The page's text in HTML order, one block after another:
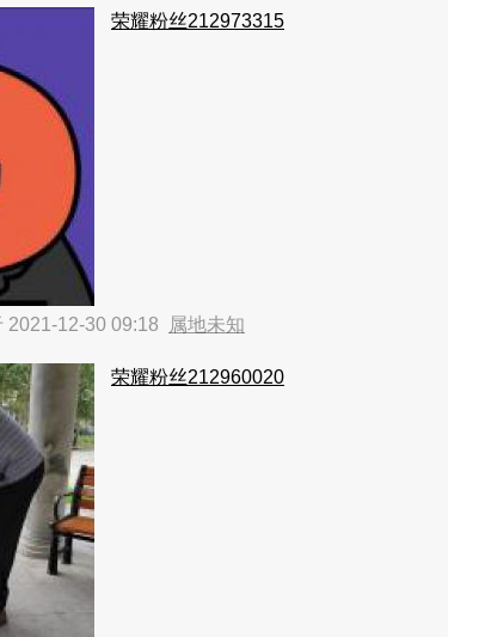
荣耀粉丝212973315
2021-12-30 09:18 属地未知
荣耀粉丝212960020